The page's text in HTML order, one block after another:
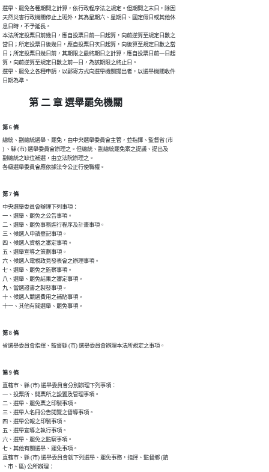
選舉、罷免各種期間之計算，依行政程序法之規定。但期間之末日，除因
天然災害行政機關停止上班外，其為星期六、星期日、國定假日或其他休
息日時，不予延長。
本法所定投票日前幾日，應自投票日前一日起算，向前逆算至規定日數之
當日；所定投票日後幾日，應自投票日次日起算，向後算至規定日數之當
日；所定投票日幾日前，其期限之最終期日之計算，應自投票日前一日起
算，向前逆算至規定日數之前一日，為該期限之終止日。
選舉、罷免之各種申請，以郵寄方式向選舉機關提出者，以選舉機關收件
日期為準。
第 二 章 選舉罷免機關
第 6 條
總統、副總統選舉、罷免，由中央選舉委員會主管，並指揮、監督省 (市
) 、縣 (市) 選舉委員會辦理之。但總統、副總統罷免案之提議、提出及
副總統之缺位補選，由立法院辦理之。
各級選舉委員會應依據法令公正行使職權。
第 7 條
中央選舉委員會辦理下列事項：
一、選舉、罷免之公告事項。
二、選舉、罷免事務進行程序及計畫事項。
三、候選人申請登記事項。
四、候選人資格之審定事項。
五、選舉宣導之策劃事項。
六、候選人電視政見發表會之辦理事項。
七、選舉、罷免之監察事項。
八、選舉、罷免結果之審定事項。
九、當選證書之製發事項。
十、候選人競選費用之補貼事項。
十一、其他有關選舉、罷免事項。
第 8 條
省選舉委員會指揮、監督縣 (市) 選舉委員會辦理本法所規定之事項。
第 9 條
直轄市、縣 (市) 選舉委員會分別辦理下列事項：
一、投票所、開票所之設置及管理事項。
二、選舉、罷免票之印製事項。
三、選舉人名冊公告閱覽之督導事項。
四、選舉公報之印製事項。
五、選舉宣導之執行事項。
六、選舉、罷免之監察事項。
七、其他有關選舉、罷免事項。
直轄市、縣 (市) 選舉委員會就下列選舉、罷免事務，指揮、監督鄉 (鎮
、市、區) 公所辦理：